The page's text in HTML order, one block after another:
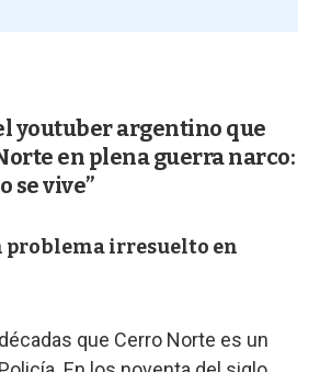
youtuber argentino que
en plena guerra narco:
se vive”
problema irresuelto en
que Cerro Norte es un